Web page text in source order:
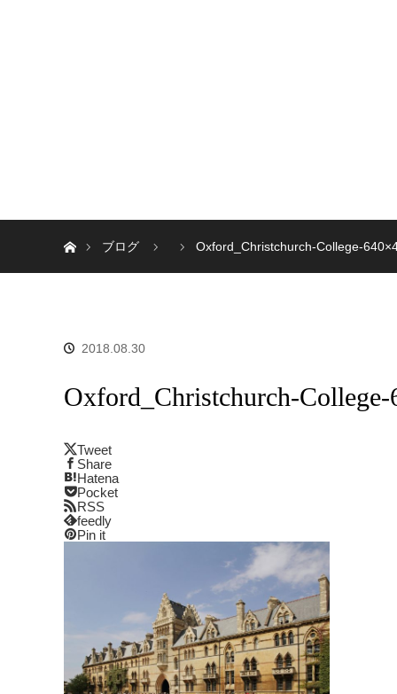
ブログ
Oxford_Christchurch-College-
2018.08.30
Oxford_Christchurch-College-
Tweet
Share
Hatena
Pocket
RSS
feedly
Pin it